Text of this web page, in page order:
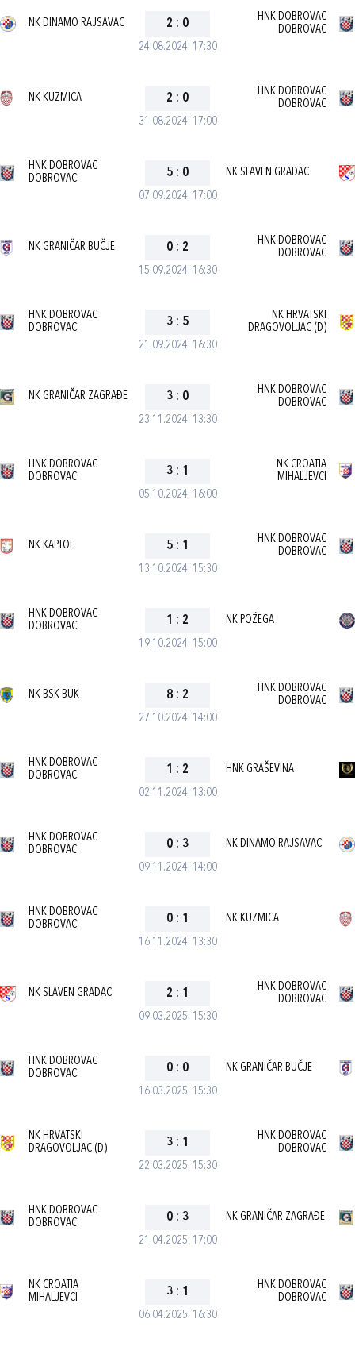
24.08.2024. 17:30
NK DINAMO RAJSAVAC 2 : 0
HNK DOBROVAC
DOBROVAC
31.08.2024. 17:00
NK KUZMICA 2 : 0
HNK DOBROVAC
DOBROVAC
07.09.2024. 17:00
HNK DOBROVAC
DOBROVAC
5 : 0 NK SLAVEN GRADAC
15.09.2024. 16:30
NK GRANIČAR BUČJE 0 : 2
HNK DOBROVAC
DOBROVAC
21.09.2024. 16:30
HNK DOBROVAC
DOBROVAC
3 : 5
NK HRVATSKI
DRAGOVOLJAC (D)
23.11.2024. 13:30
NK GRANIČAR ZAGRAĐE 3 : 0
HNK DOBROVAC
DOBROVAC
05.10.2024. 16:00
HNK DOBROVAC
DOBROVAC
3 : 1
NK CROATIA
MIHALJEVCI
13.10.2024. 15:30
NK KAPTOL 5 : 1
HNK DOBROVAC
DOBROVAC
19.10.2024. 15:00
HNK DOBROVAC
DOBROVAC
1 : 2 NK POŽEGA
27.10.2024. 14:00
NK BSK BUK 8 : 2
HNK DOBROVAC
DOBROVAC
02.11.2024. 13:00
HNK DOBROVAC
DOBROVAC
1 : 2 HNK GRAŠEVINA
09.11.2024. 14:00
HNK DOBROVAC
DOBROVAC
0 : 3 NK DINAMO RAJSAVAC
16.11.2024. 13:30
HNK DOBROVAC
DOBROVAC
0 : 1 NK KUZMICA
09.03.2025. 15:30
NK SLAVEN GRADAC 2 : 1
HNK DOBROVAC
DOBROVAC
16.03.2025. 15:30
HNK DOBROVAC
DOBROVAC
0 : 0 NK GRANIČAR BUČJE
22.03.2025. 15:30
NK HRVATSKI
DRAGOVOLJAC (D)
3 : 1
HNK DOBROVAC
DOBROVAC
21.04.2025. 17:00
HNK DOBROVAC
DOBROVAC
0 : 3 NK GRANIČAR ZAGRAĐE
06.04.2025. 16:30
NK CROATIA
MIHALJEVCI
3 : 1
HNK DOBROVAC
DOBROVAC